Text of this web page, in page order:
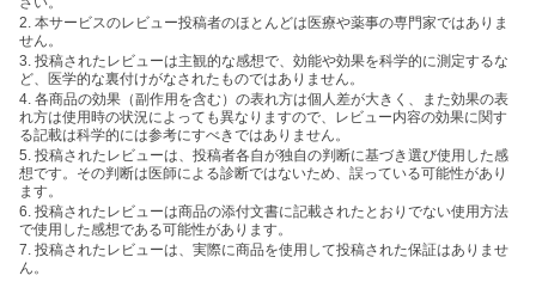
2. 本サービスのレビュー投稿者のほとんどは医療や薬事の専門家ではありま
せん。
3. 投稿されたレビューは主観的な感想で、効能や効果を科学的に測定するな
ど、医学的な裏付けがなされたものではありません。
4. 各商品の効果（副作用を含む）の表れ方は個人差が大きく、また効果の表
れ方は使用時の状況によっても異なりますので、レビュー内容の効果に関す
る記載は科学的には参考にすべきではありません。
5. 投稿されたレビューは、投稿者各自が独自の判断に基づき選び使用した感
想です。その判断は医師による診断ではないため、誤っている可能性があり
ます。
6. 投稿されたレビューは商品の添付文書に記載されたとおりでない使用方法
で使用した感想である可能性があります。
7. 投稿されたレビューは、実際に商品を使用して投稿された保証はありませ
ん。